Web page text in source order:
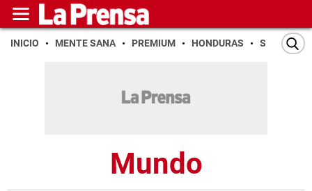
INICIO MENTE SANA PREMIUM HONDURAS SAN PEDRO
Mundo